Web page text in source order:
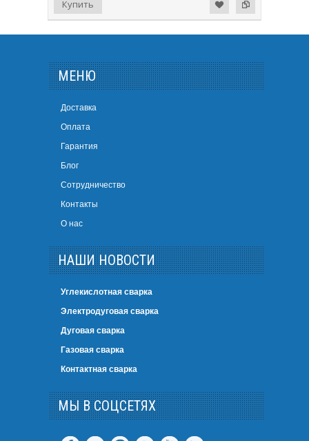
МЕНЮ
Доставка
Оплата
Гарантия
Блог
Сотрудничество
Контакты
О нас
НАШИ НОВОСТИ
Углекислотная сварка
Электродуговая сварка
Дуговая сварка
Газовая сварка
Контактная сварка
МЫ В СОЦСЕТЯХ